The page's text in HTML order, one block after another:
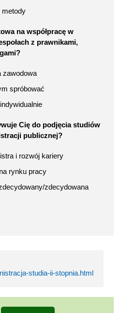
metody
na współpracę w
z prawnikami,
zawodowa
spróbować
Cię do podjęcia studiów
publicznej?
i rozwój kariery
rynku pracy
zdecydowana
studia-ii-stopnia.html